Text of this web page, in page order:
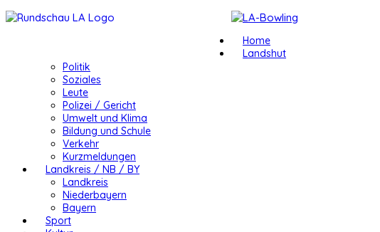
Home
Landshut
Politik
Soziales
Leute
Polizei / Gericht
Umwelt und Klima
Bildung und Schule
Verkehr
Kurzmeldungen
Landkreis / NB / BY
Landkreis
Niederbayern
Bayern
Sport